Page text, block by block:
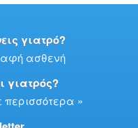
γιατρό?
ασθενή
γιατρός?
»